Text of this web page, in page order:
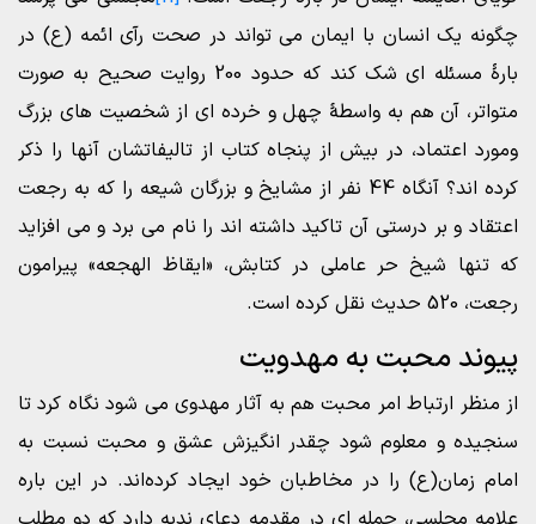
چگونه یک انسان با ایمان می تواند در صحت رآی ائمه (ع) در
بارۀ مسئله ای شک کند که حدود 200 روایت صحیح به صورت
متواتر، آن هم به واسطۀ چهل و خرده ای از شخصیت های بزرگ
ومورد اعتماد، در بیش از پنجاه کتاب از تالیفاتشان آنها را ذکر
کرده اند؟ آنگاه 44 نفر از مشایخ و بزرگان شیعه را که به رجعت
اعتقاد و بر درستی آن تاکید داشته اند را نام می برد و می افزاید
که تنها شیخ حر عاملی در کتابش، «ایقاظ الهجعه» پیرامون
رجعت، 520 حدیث نقل کرده است.
پیوند محبت به مهدویت
از منظر ارتباط امر محبت هم به آثار مهدوی می شود نگاه کرد تا
سنجیده و معلوم شود چقدر انگیزش عشق و محبت نسبت به
امام زمان(ع) را در مخاطبان خود ایجاد کرد‌ه‌اند. در این باره